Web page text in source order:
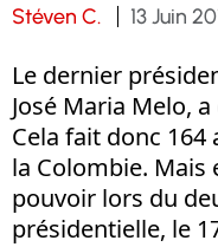
Stéven C. 13 Juin
Le dernier
José Maria Melo,
Cela fait donc
la Colombie.
pouvoir lors du
présidentielle, le